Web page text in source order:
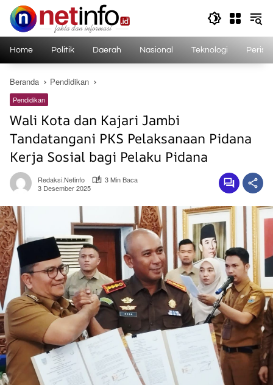
Langsung
konten
Home Politik Daerah Nasional Teknologi
Beranda Pendidikan
Pendidikan
Wali Kota dan Kajari Jambi
Tandatangani PKS Pelaksanaan Pidana
Kerja Sosial bagi Pelaku Pidana
Redaksi.netinfo
3 Min Baca
3 Desember 2025